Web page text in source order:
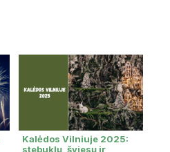
Kalėdos Vilniuje 2025:
stebuklų, šviesų ir